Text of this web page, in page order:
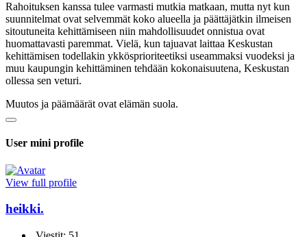
Rahoituksen kanssa tulee varmasti mutkia matkaan, mutta nyt kun
suunnitelmat ovat selvemmät koko alueella ja päättäjätkin ilmeisen
sitoutuneita kehittämiseen niin mahdollisuudet onnistua ovat
huomattavasti paremmat. Vielä, kun tajuavat laittaa Keskustan
kehittämisen todellakin ykkösprioriteetiksi useammaksi vuodeksi ja
muu kaupungin kehittäminen tehdään kokonaisuutena, Keskustan
ollessa sen veturi.
Muutos ja päämäärät ovat elämän suola.
User mini profile
View full profile
heikki.